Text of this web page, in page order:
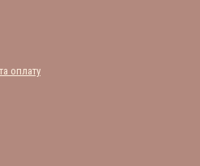
оплату